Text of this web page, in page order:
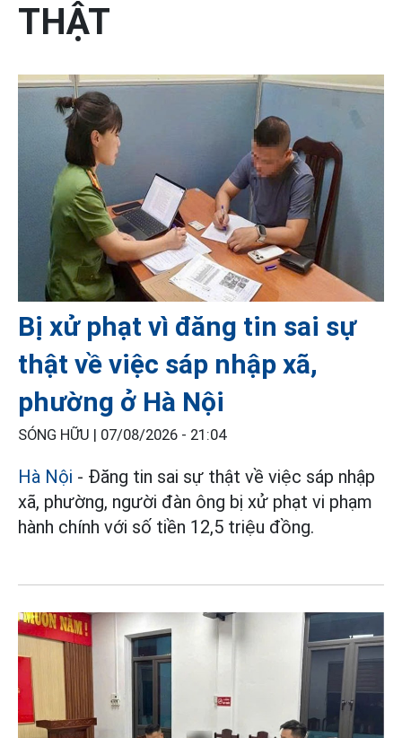
THẬT
Bị xử phạt vì đăng tin sai sự
thật về việc sáp nhập xã,
phường ở Hà Nội
SÓNG HỮU | 07/08/2026 - 21:04
Hà Nội - Đăng tin sai sự thật về việc sáp nhập
xã, phường, người đàn ông bị xử phạt vi phạm
hành chính với số tiền 12,5 triệu đồng.